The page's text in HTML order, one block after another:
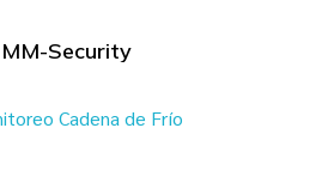
MM-Security